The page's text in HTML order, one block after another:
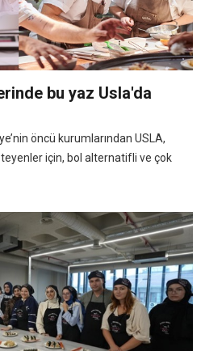
bu yaz Usla'da
öncü kurumlarından USLA,
için, bol alternatifli ve çok